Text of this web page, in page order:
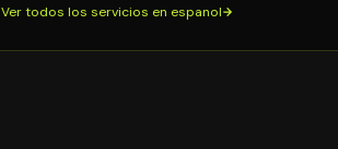
Ver todos los servicios en espanol